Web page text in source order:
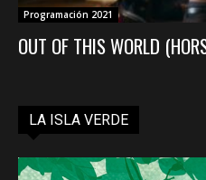
Programación 2021
OUT OF THIS WORLD
LA ISLA VERDE